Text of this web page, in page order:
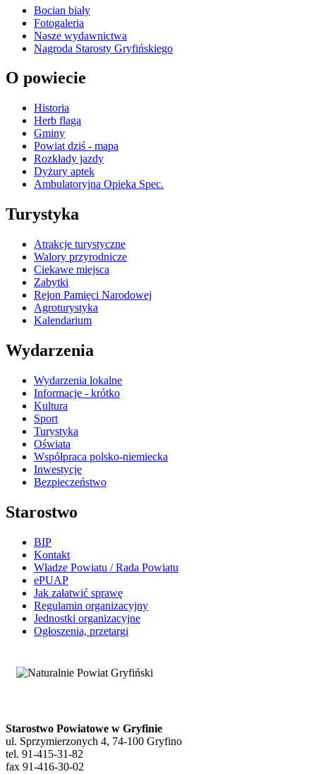
Bocian biały
Fotogaleria
Nasze wydawnictwa
Nagroda Starosty Gryfińskiego
O powiecie
Historia
Herb flaga
Gminy
Powiat dziś - mapa
Rozkłady jazdy
Dyżury aptek
Ambulatoryjna Opieka Spec.
Turystyka
Atrakcje turystyczne
Walory przyrodnicze
Ciekawe miejsca
Zabytki
Rejon Pamięci Narodowej
Agroturystyka
Kalendarium
Wydarzenia
Wydarzenia lokalne
Informacje - krótko
Kultura
Sport
Turystyka
Oświata
Współpraca polsko-niemiecka
Inwestycje
Bezpieczeństwo
Starostwo
BIP
Kontakt
Władze Powiatu / Rada Powiatu
ePUAP
Jak załatwić sprawę
Regulamin organizacyjny
Jednostki organizacyjne
Ogłoszenia, przetargi
Starostwo Powiatowe w Gryfinie
ul. Sprzymierzonych 4, 74-100 Gryfino
tel. 91-415-31-82
fax 91-416-30-02